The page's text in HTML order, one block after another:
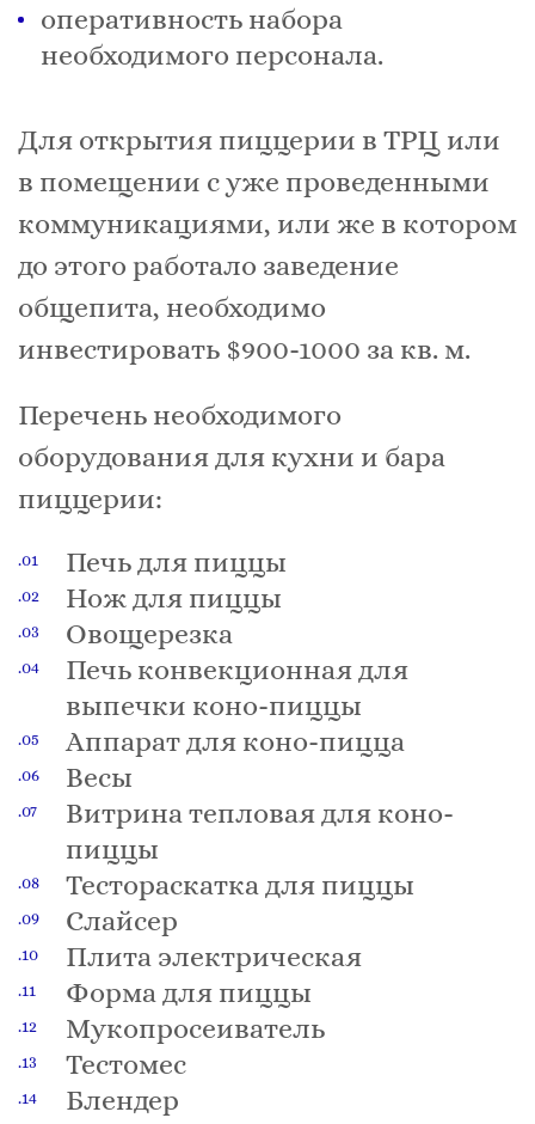
оперативность набора
необходимого персонала.
Для открытия пиццерии в ТРЦ или
в помещении с уже проведенными
коммуникациями, или же в котором
до этого работало заведение
общепита, необходимо
инвестировать $900-1000 за кв. м.
Перечень необходимого
оборудования для кухни и бара
пиццерии:
Печь для пиццы
Нож для пиццы
Овощерезка
Печь конвекционная для
выпечки коно-пиццы
Аппарат для коно-пицца
Весы
Витрина тепловая для коно-
пиццы
Тестораскатка для пиццы
Слайсер
Плита электрическая
Форма для пиццы
Мукопросеиватель
Тестомес
Блендер